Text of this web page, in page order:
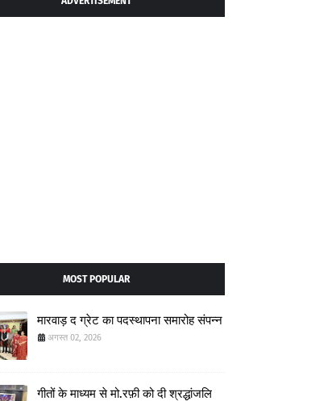
MOST POPULAR
मारवाड़ द ग्रेट का पदस्थापना समारोह संपन्न
अगस्त 02, 2026
गीतों के माध्यम से मो.रफ़ी को दी श्रद्धांजलि